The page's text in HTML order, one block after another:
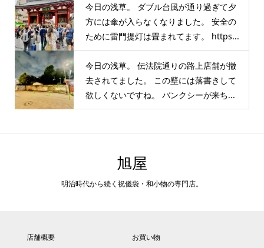
今日の浅草。 ダブル台風が通り過ぎて夕
方には傘が入らなくなりました。 安全の
ために雷門提灯は畳まれてます。 https...
今日の浅草。 伝法院通りの路上店舗が撤
去されてました。 この壁には落書きして
欲しくないですね。 バンクシーが来ち...
旭屋
明治時代から続く祝儀袋・和小物の専門店。
店舗概要
お買い物